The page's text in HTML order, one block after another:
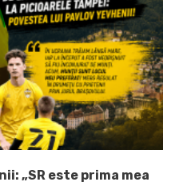
„SR este prima mea